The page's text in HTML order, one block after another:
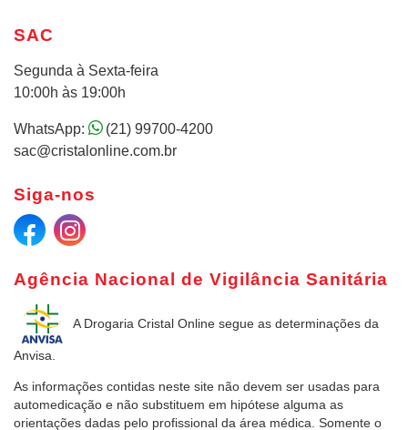
Agência Nacional de Vigilância Sanitária
A Drogaria Cristal Online segue as determinações da
Anvisa.
As informações contidas neste site não devem ser usadas para
automedicação e não substituem em hipótese alguma as
orientações dadas pelo profissional da área médica. Somente o
SAC
Segunda à Sexta-feira
10:00h às 19:00h
WhatsApp:
(21) 99700-4200
sac@cristalonline.com.br
Siga-nos